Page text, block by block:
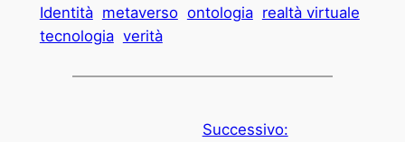
Identità metaverso ontologia realtà virtuale
tecnologia verità
Successivo: